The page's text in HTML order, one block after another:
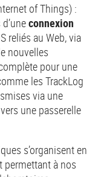
of Things) :
connexion
reliés au Web, via
nouvelles
pour une
les TrackLog
via une
une passerelle
s’organisent en
permettant à nos